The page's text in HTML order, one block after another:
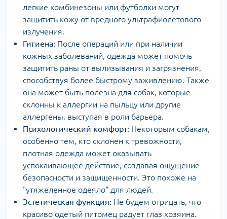
легкие комбинезоны или футболки могут
защитить кожу от вредного ультрафиолетового
излучения.
Гигиена: После операций или при наличии
кожных заболеваний, одежда может помочь
защитить раны от вылизывания и загрязнения,
способствуя более быстрому заживлению. Также
она может быть полезна для собак, которые
склонны к аллергии на пыльцу или другие
аллергены, выступая в роли барьера.
Психологический комфорт: Некоторым собакам,
особенно тем, кто склонен к тревожности,
плотная одежда может оказывать
успокаивающее действие, создавая ощущение
безопасности и защищенности. Это похоже на
"утяжеленное одеяло" для людей.
Эстетическая функция: Не будем отрицать, что
красиво одетый питомец радует глаз хозяина.